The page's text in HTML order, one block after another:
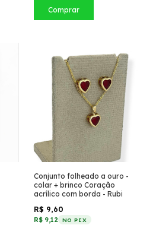
Comprar
Conjunto folheado a ouro -
colar + brinco Coração
acrílico com borda - Rubi
R$ 9,60
R$ 9,12 NO PIX